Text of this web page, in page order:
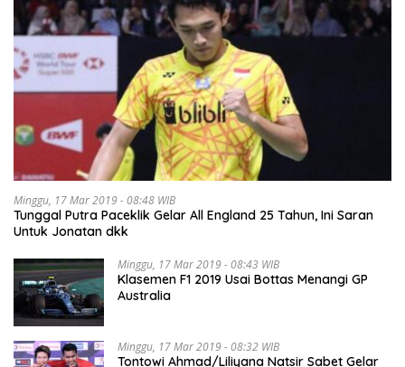
Minggu, 17 Mar 2019 - 08:48 WIB
Tunggal Putra Paceklik Gelar All England 25 Tahun, Ini Saran
Untuk Jonatan dkk
Minggu, 17 Mar 2019 - 08:43 WIB
Klasemen F1 2019 Usai Bottas Menangi GP
Australia
Minggu, 17 Mar 2019 - 08:32 WIB
Tontowi Ahmad/Liliyana Natsir Sabet Gelar